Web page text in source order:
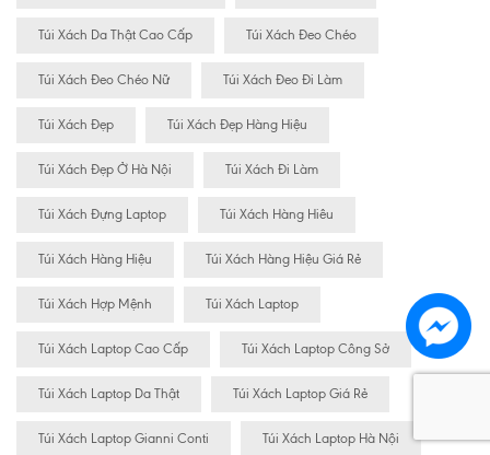
Túi Xách Da Thật Cao Cấp Túi Xách Đeo Chéo
Túi Xách Đeo Chéo Nữ Túi Xách Đeo Đi Làm
Túi Xách Đẹp Túi Xách Đẹp Hàng Hiệu
Túi Xách Đẹp Ở Hà Nội Túi Xách Đi Làm
Túi Xách Đựng Laptop Túi Xách Hàng Hiêu
Túi Xách Hàng Hiệu Túi Xách Hàng Hiệu Giá Rẻ
Túi Xách Hợp Mệnh Túi Xách Laptop
Túi Xách Laptop Cao Cấp Túi Xách Laptop Công Sở
Túi Xách Laptop Da Thật Túi Xách Laptop Giá Rẻ
Túi Xách Laptop Gianni Conti Túi Xách Laptop Hà Nội